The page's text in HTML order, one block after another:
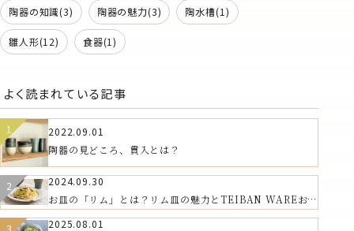
陶器の知識(3) 陶器の魅力(3) 陶水槽(1)
雛人形(12) 食器(1)
よく読まれている記事
2022.09.01
陶器の見どころ、貫入とは？
2024.09.30
お皿の「リム」とは？リム皿の魅力とTEIBAN WAREおす
すめの器
2025.08.01